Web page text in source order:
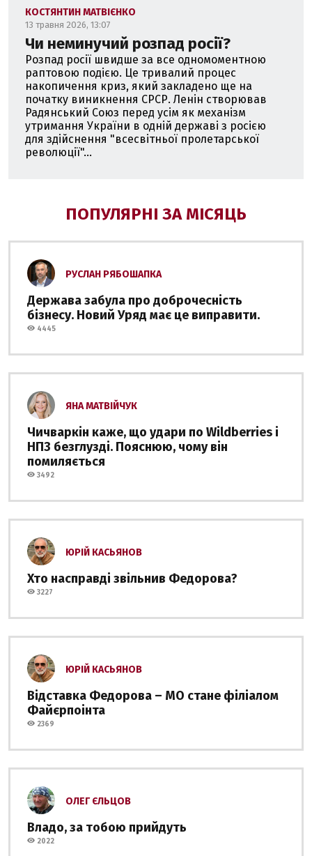
КОСТЯНТИН МАТВІЄНКО
13 травня 2026, 13:07
Чи неминучий розпад росії?
Розпад росії швидше за все одномоментною
раптовою подією. Це тривалий процес
накопичення криз, який закладено ще на
початку виникнення СРСР. Ленін створював
Радянський Союз перед усім як механізм
утримання України в одній державі з росією
для здійснення "всесвітньої пролетарської
революції"...
ПОПУЛЯРНІ ЗА МІСЯЦЬ
РУСЛАН РЯБОШАПКА
Держава забула про доброчесність
бізнесу. Новий Уряд має це виправити.
4445
ЯНА МАТВІЙЧУК
Чичваркін каже, що удари по Wildberries і
НПЗ безглузді. Пояснюю, чому він
помиляється
3492
ЮРІЙ КАСЬЯНОВ
Хто насправді звільнив Федорова?
3227
ЮРІЙ КАСЬЯНОВ
Відставка Федорова – МО стане філіалом
Файєрпоінта
2369
ОЛЕГ ЄЛЬЦОВ
Владо, за тобою прийдуть
2022